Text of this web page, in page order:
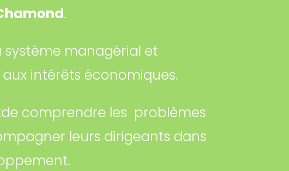
.
système managérial et
intérêts économiques.
comprendre les problèmes
leurs dirigeants dans